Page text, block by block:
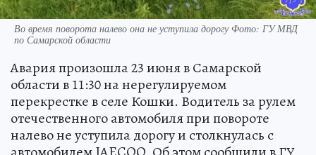
Во время поворота налево она не уступила дорогу Фото: ГУ МВД
по Самарской области
Авария произошла 23 июня в Самарской
области в 11:30 на нерегулируемом
перекрестке в селе Кошки. Водитель за рулем
отечественного автомобиля при повороте
налево не уступила дорогу и столкнулась с